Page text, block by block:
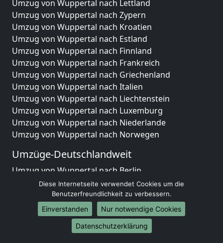
Umzug von Wuppertal nach Lettland
Umzug von Wuppertal nach Zypern
Umzug von Wuppertal nach Kroatien
Umzug von Wuppertal nach Estland
Umzug von Wuppertal nach Finnland
Umzug von Wuppertal nach Frankreich
Umzug von Wuppertal nach Griechenland
Umzug von Wuppertal nach Italien
Umzug von Wuppertal nach Liechtenstein
Umzug von Wuppertal nach Luxemburg
Umzug von Wuppertal nach Niederlande
Umzug von Wuppertal nach Norwegen
Umzüge-Deutschlandweit
Umzug von Wuppertal nach Berlin
Umzug von Wuppertal nach Hamburg
Umzug von Wuppertal nach München
Umzug von Wuppertal nach Köln
Umzug von Wuppertal nach Frankfurt am Main
Umzug von Wuppertal nach Stuttgart
Diese Internetseite verwendet Cookies um die
Benutzerfreundlichkeit zu verbessern.
Einverstanden
Nur notwendige Cookies
Datenschutzerklärung